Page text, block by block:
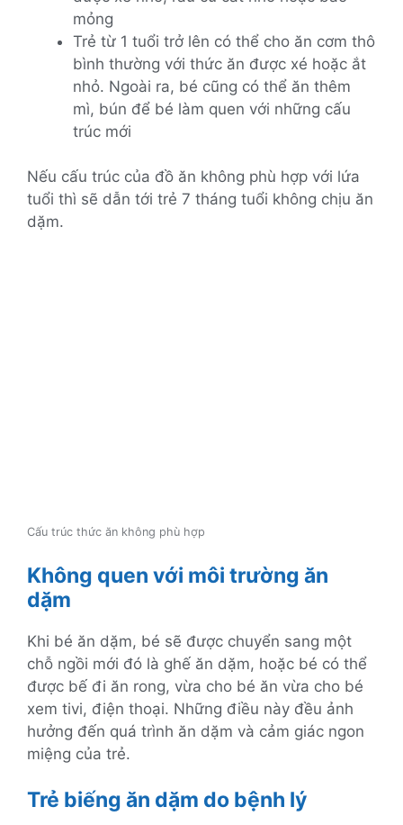
mỏng
Trẻ từ 1 tuổi trở lên có thể cho ăn cơm thô
bình thường với thức ăn được xé hoặc ắt
nhỏ. Ngoài ra, bé cũng có thể ăn thêm
mì, bún để bé làm quen với những cấu
trúc mới
Nếu cấu trúc của đồ ăn không phù hợp với lứa
tuổi thì sẽ dẫn tới trẻ 7 tháng tuổi không chịu ăn
dặm.
Cấu trúc thức ăn không phù hợp
Không quen với môi trường ăn
dặm
Khi bé ăn dặm, bé sẽ được chuyển sang một
chỗ ngồi mới đó là ghế ăn dặm, hoặc bé có thể
được bế đi ăn rong, vừa cho bé ăn vừa cho bé
xem tivi, điện thoại. Những điều này đều ảnh
hưởng đến quá trình ăn dặm và cảm giác ngon
miệng của trẻ.
Trẻ biếng ăn dặm do bệnh lý